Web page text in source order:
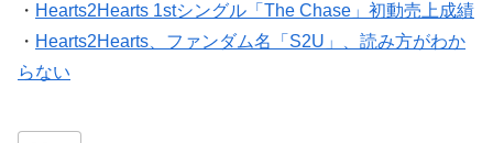
・ Hearts2Hearts 1stシングル「The Chase」初動売上成績
・ Hearts2Hearts、ファンダム名「S2U」、読み方がわか
らない